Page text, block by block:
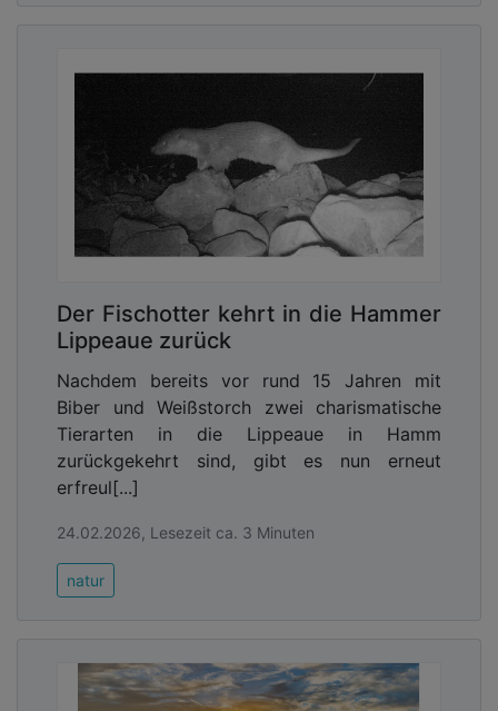
Der Fischotter kehrt in die Hammer
Lippeaue zurück
Nachdem bereits vor rund 15 Jahren mit
Biber und Weißstorch zwei charismatische
Tierarten in die Lippeaue in Hamm
zurückgekehrt sind, gibt es nun erneut
erfreul[...]
24.02.2026, Lesezeit ca. 3 Minuten
natur